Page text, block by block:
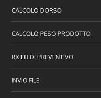
CALCOLO DORSO
CALCOLO PESO PRODOTTO
RICHIEDI PREVENTIVO
INVIO FILE